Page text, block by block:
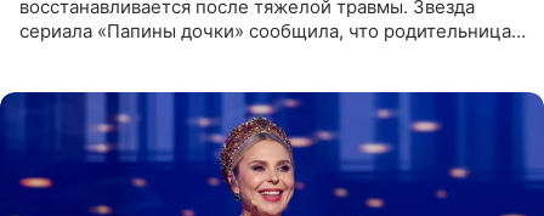
восстанавливается после тяжелой травмы. Звезда
сериала «Папины дочки» сообщила, что родительница